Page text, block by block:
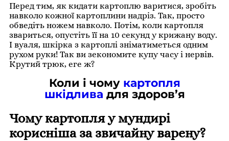
Перед тим, як кидати картоплю варитися, зробіть
навколо кожної картоплини надріз. Так, просто
обведіть ножем навколо. Потім, коли картопля
звариться, опустіть її на 10 секунд у крижану воду.
І вуаля, шкірка з картоплі зніматиметься одним
рухом руки! Так ви зекономите купу часу і нервів.
Крутий трюк, еге ж?
Коли і чому картопля
шкідлива для здоров’я
Чому картопля у мундирі
корисніша за звичайну варену?